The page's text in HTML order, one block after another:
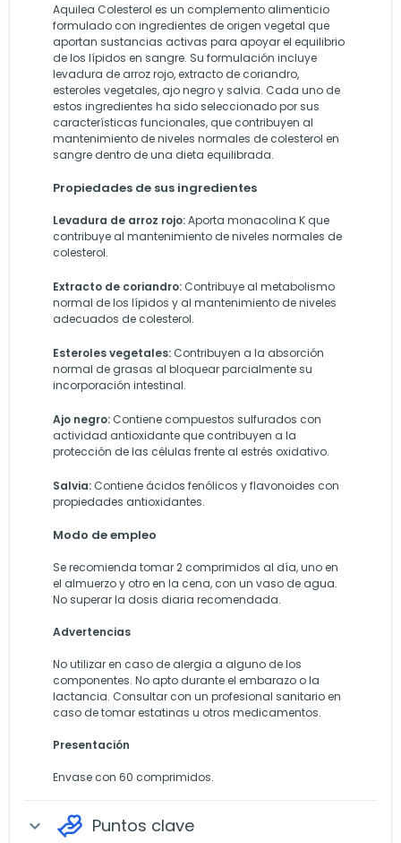
Aquilea Colesterol es un complemento alimenticio
formulado con ingredientes de origen vegetal que
aportan sustancias activas para apoyar el equilibrio
de los lípidos en sangre. Su formulación incluye
levadura de arroz rojo, extracto de coriandro,
esteroles vegetales, ajo negro y salvia. Cada uno de
estos ingredientes ha sido seleccionado por sus
características funcionales, que contribuyen al
mantenimiento de niveles normales de colesterol en
sangre dentro de una dieta equilibrada.
Propiedades de sus ingredientes
Levadura de arroz rojo:Aporta monacolina K que
contribuye al mantenimiento de niveles normales de
colesterol.
Extracto de coriandro: Contribuye al metabolismo
normal de los lípidos y al mantenimiento de niveles
adecuados de colesterol.
Esteroles vegetales: Contribuyen a la absorción
normal de grasas al bloquear parcialmente su
incorporación intestinal.
Ajo negro: Contiene compuestos sulfurados con
actividad antioxidante que contribuyen a la
protección de las células frente al estrés oxidativo.
Salvia: Contiene ácidos fenólicos y flavonoides con
propiedades antioxidantes.
Modo de empleo
Se recomienda tomar 2 comprimidos al día, uno en
el almuerzo y otro en la cena, con un vaso de agua.
No superar la dosis diaria recomendada.
Advertencias
No utilizar en caso de alergia a alguno de los
componentes. No apto durante el embarazo o la
lactancia. Consultar con un profesional sanitario en
caso de tomar estatinas u otros medicamentos.
Presentación
Envase con 60 comprimidos.
expand_more Puntos clave